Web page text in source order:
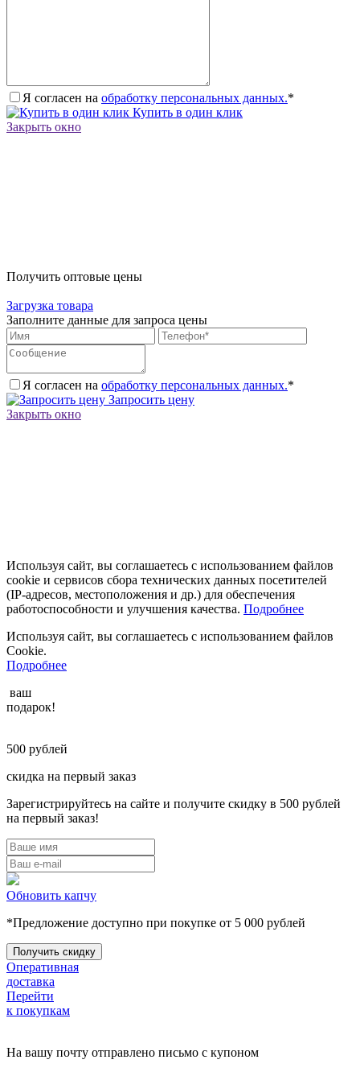
Я согласен на обработку персональных данных.*
Купить в один клик
Закрыть окно
Получить оптовые цены
Загрузка товара
Заполните данные для запроса цены
Я согласен на обработку персональных данных.*
Запросить цену
Закрыть окно
Используя сайт, вы соглашаетесь с использованием файлов
cookie и сервисов сбора технических данных посетителей
(IP‑адресов, местоположения и др.) для обеспечения
работоспособности и улучшения качества. Подробнее
Используя сайт, вы соглашаетесь с использованием файлов
Cookie.
Подробнее
ваш
подарок!
500 рублей
скидка на первый заказ
Зарегистрируйтесь на сайте и получите скидку в 500 рублей
на первый заказ!
Обновить капчу
*Предложение доступно при покупке от 5 000 рублей
Оперативная
доставка
Перейти
к покупкам
На вашу почту отправлено письмо с купоном